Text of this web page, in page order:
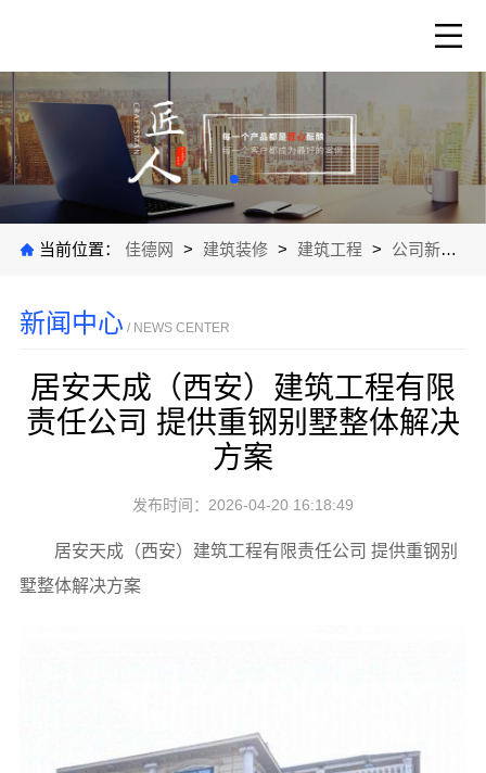
当前位置： 佳德网 > 建筑装修 > 建筑工程 > 公司新闻
新闻中心 / NEWS CENTER
居安天成（西安）建筑工程有限
责任公司 提供重钢别墅整体解决
方案
发布时间：2026-04-20 16:18:49
居安天成（西安）建筑工程有限责任公司 提供重钢别
墅整体解决方案